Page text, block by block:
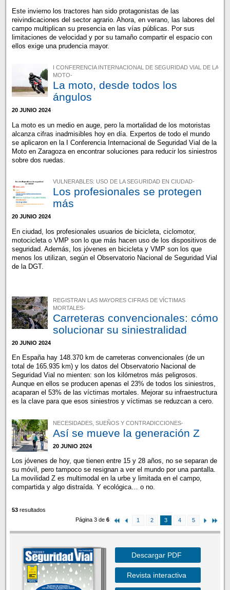
Este invierno los tractores han sido protagonistas de las
reivindicaciones del sector agrario. Ahora, en verano, las labores del
campo multiplican su presencia en las vías públicas. Por sus
limitaciones de velocidad y por su tamaño compartir el espacio con
ellos exige una prudencia mayor.
I CONFERENCIA INTERNACIONAL DE SEGURIDAD VIAL DE LA
MOTO-
La moto, desde todos los
ángulos
20 JUNIO 2024
La moto es un medio en auge, pero la mortalidad de los motoristas
alcanza cifras inadmisibles hoy en día. Expertos de todo el mundo
se aplicaron en la I Conferencia Internacional de Seguridad Vial de la
Moto en Zaragoza en encontrar soluciones para reducir los siniestros
sobre dos ruedas.
VULNERABLES: USO DE LA SEGURIDAD EN CIUDAD-
Los profesionales se protegen
más
20 JUNIO 2024
En ciudad, los profesionales usuarios de bicicleta, ciclomotor,
motocicleta o VMP son lo que más hacen uso de los dispositivos de
seguridad. Además, los jóvenes en bicicleta y VMP son los que
menos los utilizan, según el Observatorio Nacional de Seguridad Vial
de la DGT.
REGISTRAN LAS MAYORES CIFRAS DE VÍCTIMAS
MORTALES-
Carreteras convencionales: cómo
solucionar su siniestralidad
20 JUNIO 2024
En España hay 148.370 km de carreteras convencionales (de un
total de 165.935 km) y los datos del Observatorio Nacional de
Seguridad Vial no mienten: son los kilómetros más peligrosos.
Aunque en ellos se producen apenas el 23% de todos los siniestros,
acaparan el 53% de las víctimas mortales. Mejorar su infraestructura
es la clave para que esos siniestros y víctimas se reduzcan a cero.
NECESIDADES, SUEÑOS Y CONTRADICCIONES-
Así se mueve la generación Z
20 JUNIO 2024
Los jóvenes de hoy, que tienen entre 15 y 28 años, no se separan de
su móvil, pero tampoco se resignan a ver el mundo por una pantalla.
La movilidad Z es multimodal en la urbe y limitada en el campo,
compartida y algo distraída. Y ecológica… o no.
53resultados
Página 3 de6 1 2 3 4 5
Descargar PDF
Revista interactiva